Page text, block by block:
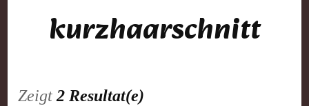
kurzhaarschnitt
Zeigt2 Resultat(e)